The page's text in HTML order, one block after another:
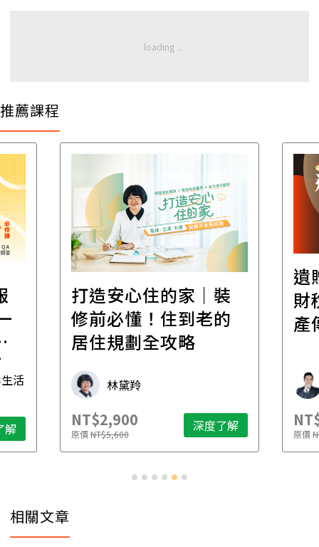
推薦課程
活
解
打造安心住的家｜裝
修前必懂！住到老的
居住規劃全攻略
林黛羚
NT$2,900
原價NT$5,600 深度了解
遺
財
產
原價
相關文章